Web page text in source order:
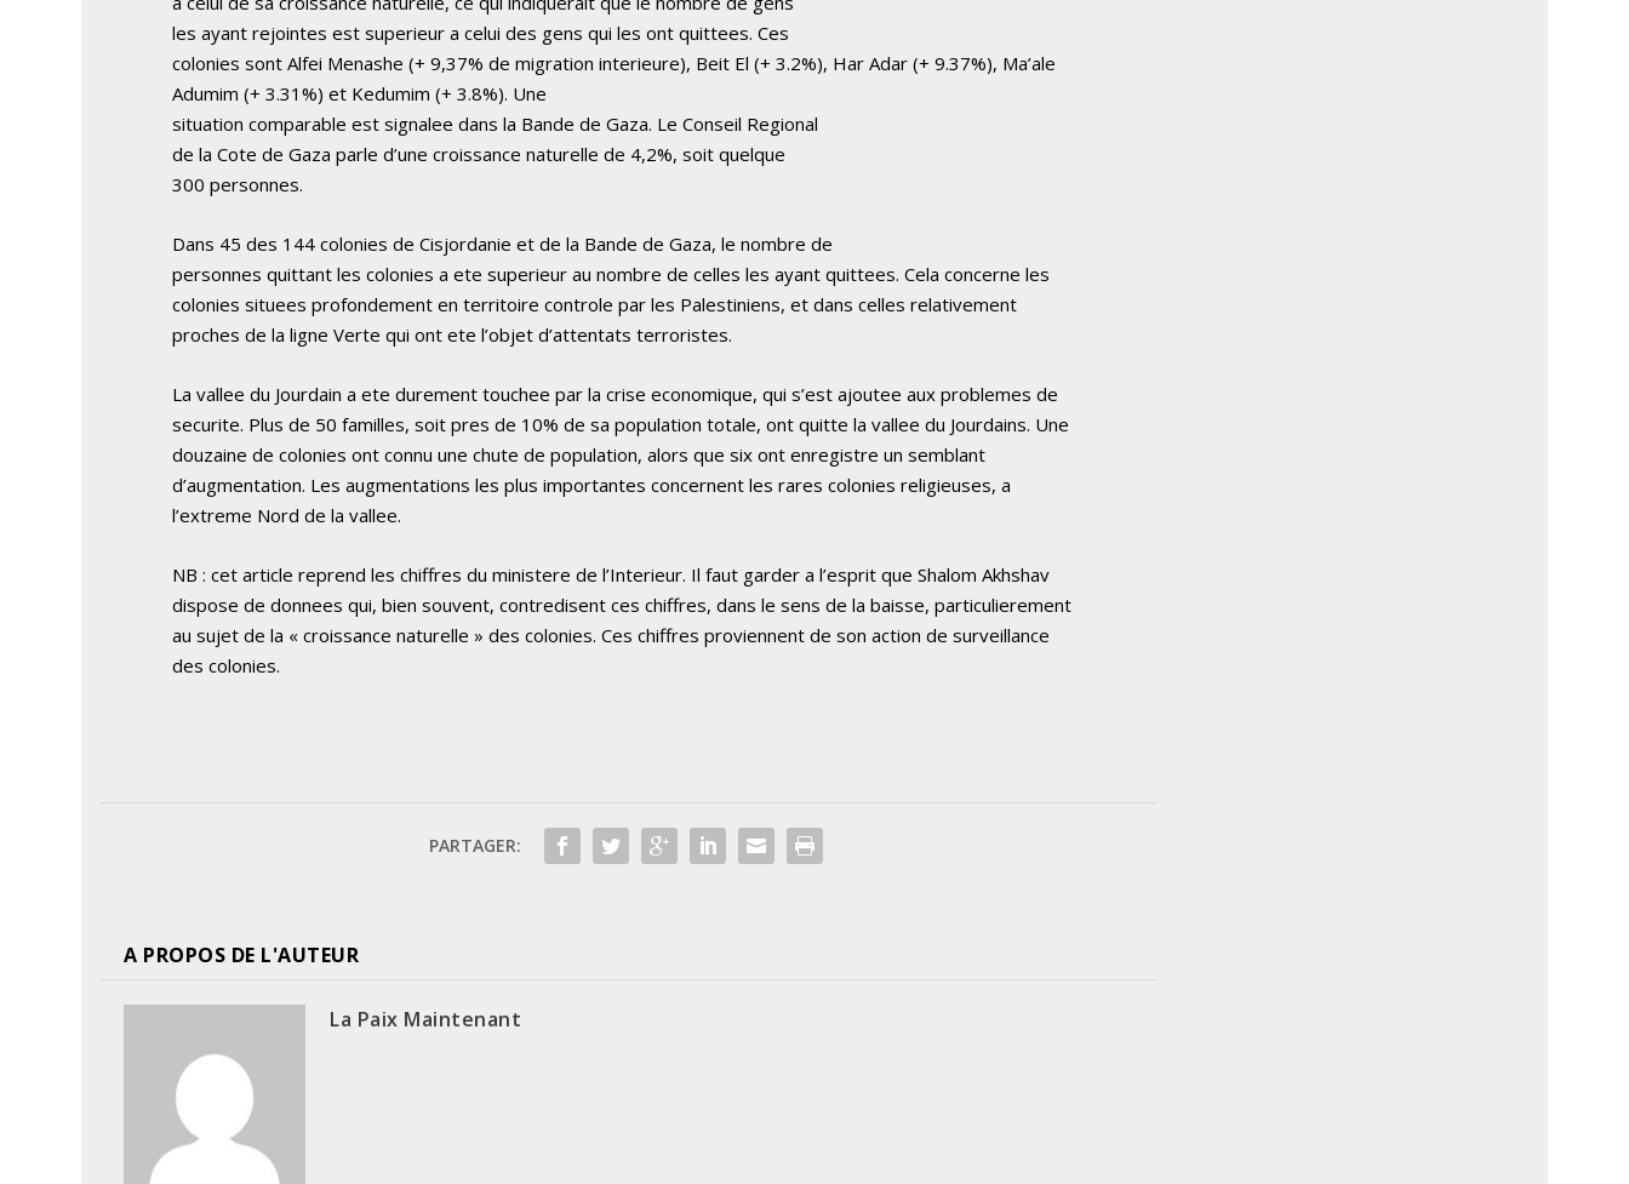
les ayant rejointes est superieur a celui des gens qui les ont quittees. Ces
colonies sont Alfei Menashe (+ 9,37% de migration interieure), Beit El (+ 3.2%), Har Adar (+ 9.37%), Ma’ale
Adumim (+ 3.31%) et Kedumim (+ 3.8%). Une
situation comparable est signalee dans la Bande de Gaza. Le Conseil Regional
de la Cote de Gaza parle d’une croissance naturelle de 4,2%, soit quelque
300 personnes.
Dans 45 des 144 colonies de Cisjordanie et de la Bande de Gaza, le nombre de
personnes quittant les colonies a ete superieur au nombre de celles les ayant quittees. Cela concerne les
colonies situees profondement en territoire controle par les Palestiniens, et dans celles relativement
proches de la ligne Verte qui ont ete l’objet d’attentats terroristes.
La vallee du Jourdain a ete durement touchee par la crise economique, qui s’est ajoutee aux problemes de
securite. Plus de 50 familles, soit pres de 10% de sa population totale, ont quitte la vallee du Jourdains. Une
douzaine de colonies ont connu une chute de population, alors que six ont enregistre un semblant
d’augmentation. Les augmentations les plus importantes concernent les rares colonies religieuses, a
l’extreme Nord de la vallee.
NB : cet article reprend les chiffres du ministere de l’Interieur. Il faut garder a l’esprit que Shalom Akhshav
dispose de donnees qui, bien souvent, contredisent ces chiffres, dans le sens de la baisse, particulierement
au sujet de la « croissance naturelle » des colonies. Ces chiffres proviennent de son action de surveillance
des colonies.
PARTAGER:
A PROPOS DE L'AUTEUR
La Paix Maintenant